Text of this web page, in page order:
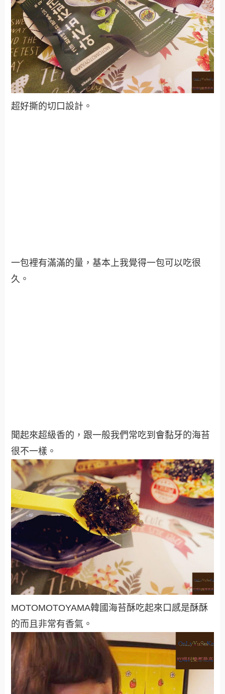
超好撕的切口設計。
一包裡有滿滿的量，基本上我覺得一包可以吃很
久。
聞起來超級香的，跟一般我們常吃到會黏牙的海苔
很不一樣。
MOTOMOTOYAMA韓國海苔酥吃起來口感是酥酥
的而且非常有香氣。